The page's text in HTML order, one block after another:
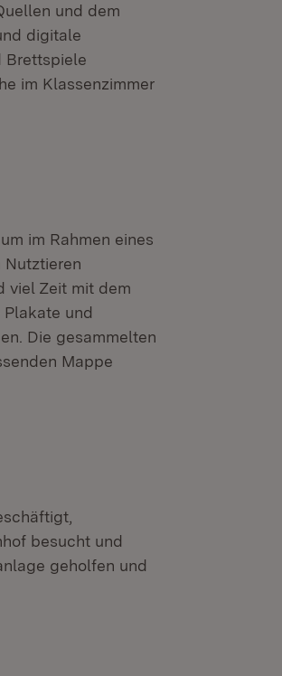
und dem
digitale
Brettspiele
im Klassenzimmer
im Rahmen eines
Nutztieren
viel Zeit mit dem
und
Die gesammelten
Mappe
besucht und
geholfen und